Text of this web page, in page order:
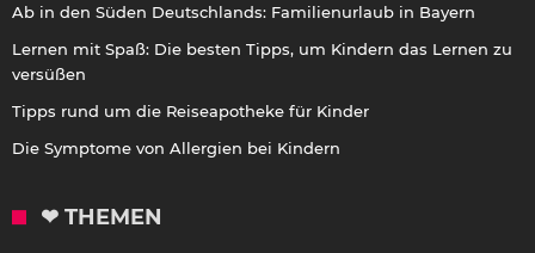
Ab in den Süden Deutschlands: Familienurlaub in Bayern
Lernen mit Spaß: Die besten Tipps, um Kindern das Lernen zu
versüßen
Tipps rund um die Reiseapotheke für Kinder
Die Symptome von Allergien bei Kindern
❤ THEMEN